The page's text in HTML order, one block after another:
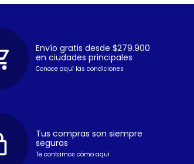
Envío gratis desde $279.900
en ciudades principales
Conoce aquí las condiciones
Tus compras son siempre
seguras
Te contamos cómo aquí